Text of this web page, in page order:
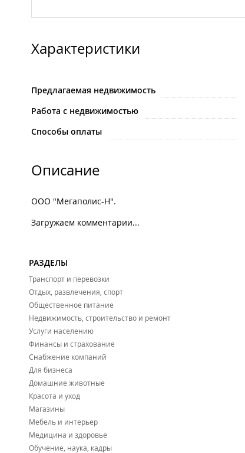
Характеристики
Предлагаемая недвижимость
Работа с недвижимостью
Способы оплаты
Описание
ООО "Мегаполис-Н".
Загружаем комментарии...
РАЗДЕЛЫ
Транспорт и перевозки
Отдых, развлечения, спорт
Общественное питание
Недвижимость, строительство и ремонт
Услуги населению
Финансы и страхование
Снабжение компаний
Для бизнеса
Домашние животные
Красота и уход
Магазины
Мебель и интерьер
Медицина и здоровье
Обучение, наука, кадры